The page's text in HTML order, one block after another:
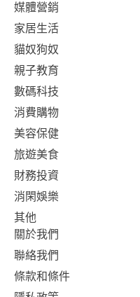
媒體營銷
家居生活
貓奴狗奴
親子教育
數碼科技
消費購物
美容保健
旅遊美食
財務投資
消閑娛樂
其他
關於我們
聯絡我們
條款和條件